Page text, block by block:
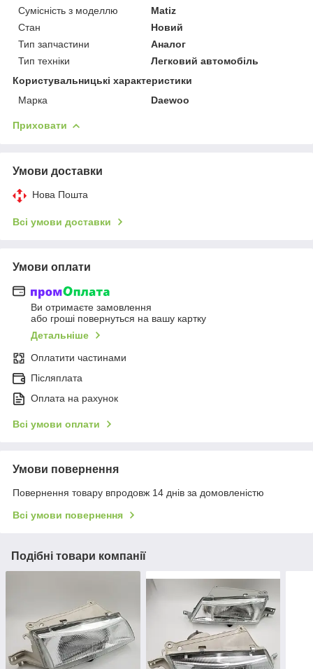
Сумісність з моделлю
Matiz
Стан
Новий
Тип запчастини
Аналог
Тип техніки
Легковий автомобіль
Користувальницькі характеристики
Марка
Daewoo
Приховати
Умови доставки
Нова Пошта
Всі умови доставки
Умови оплати
Ви отримаєте замовлення
або гроші повернуться на вашу картку
Детальніше
Оплатити частинами
Післяплата
Оплата на рахунок
Всі умови оплати
Умови повернення
Повернення товару впродовж 14 днів за домовленістю
Всі умови повернення
Подібні товари компанії